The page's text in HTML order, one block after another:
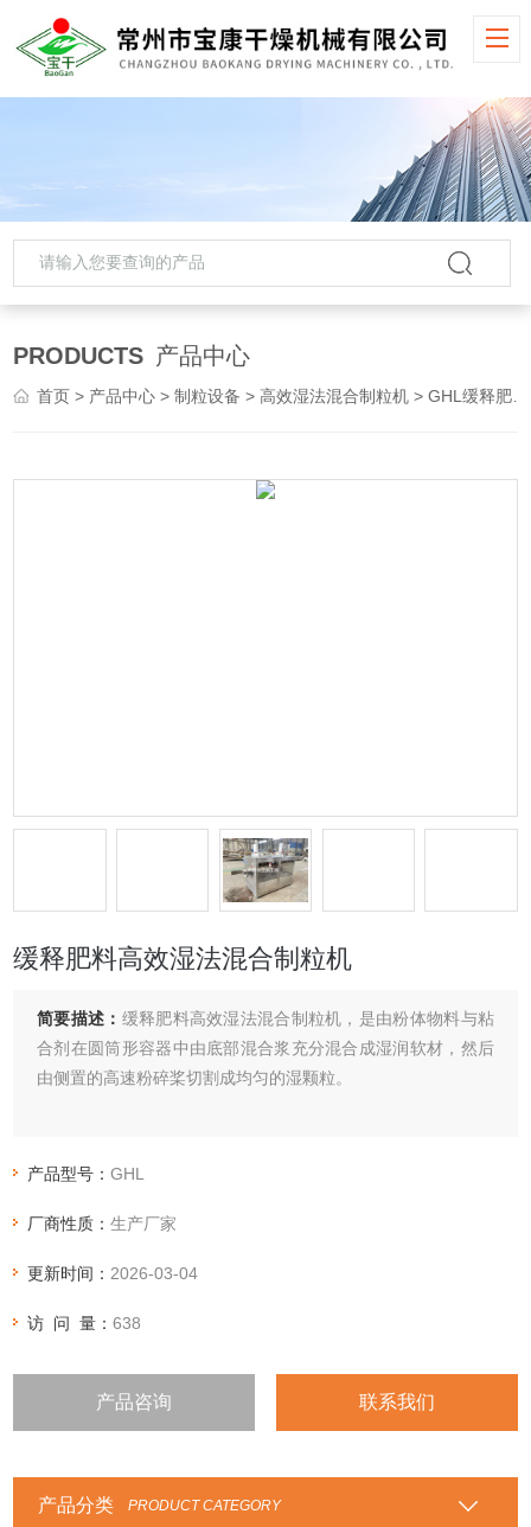
PRODUCTS 产品中心
首页 > 产品中心 >制粒设备 >高效湿法混合制粒机 > GHL缓释肥料高效湿法混合制粒机
缓释肥料高效湿法混合制粒机
简要描述： 缓释肥料高效湿法混合制粒机，是由粉体物料与粘
合剂在圆筒形容器中由底部混合浆充分混合成湿润软材，然后
由侧置的高速粉碎桨切割成均匀的湿颗粒。
产品型号：GHL
厂商性质：生产厂家
更新时间： 2026-03-04
访 问 量：638
产品咨询 联系我们
产品分类 PRODUCT CATEGORY